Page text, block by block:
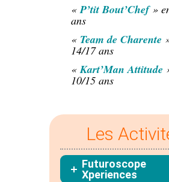
«P’tit Bout’Chef»
ans
« Team de Charente
14/17 ans
«Kart’Man Attitude
10/15 ans
Les
Futuroscope
Xperiences